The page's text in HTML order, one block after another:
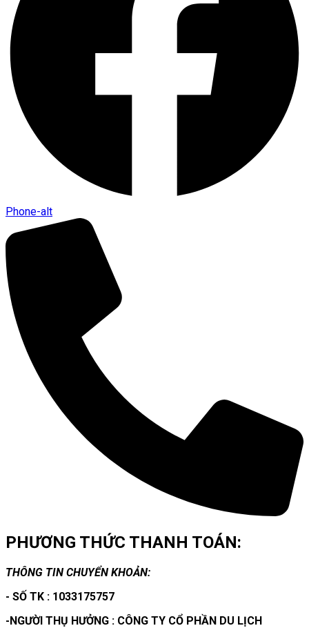
Phone-alt
PHƯƠNG THỨC THANH TOÁN:
THÔNG TIN CHUYỂN KHOẢN:
- SỐ TK : 1033175757
-NGƯỜI THỤ HƯỞNG : CÔNG TY CỔ PHẦN DU LỊCH